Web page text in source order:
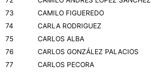
73
CAMILO FIGUEREDO
74
CARLA RODRIGUEZ
75
CARLOS ALBA
76
CARLOS GONZÁLEZ PALACIOS
77
CARLOS PECORA